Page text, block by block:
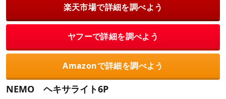
楽天市場で詳細を調べよう
ヤフーで詳細を調べよう
Amazonで詳細を調べよう
NEMO ヘキサライト6P